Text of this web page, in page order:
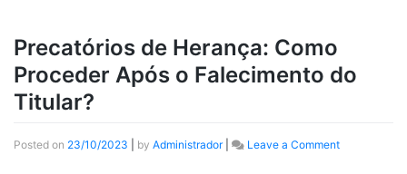
Precatórios de Herança: Como
Proceder Após o Falecimento do
Titular?
Posted on 23/10/2023 by Administrador| Leave a Comment